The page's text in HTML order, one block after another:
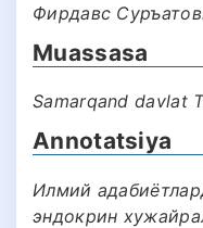
Фирдавс
Muassasa
Samarqand davlat
Annotatsiya
Илмий
эндокрин